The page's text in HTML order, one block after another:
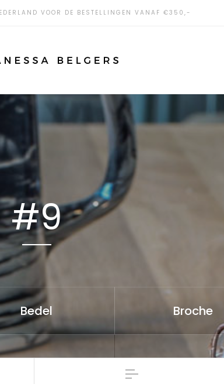
VOOR DE BESTELLINGEN VANAF €350,-
#9
Bedel Broche